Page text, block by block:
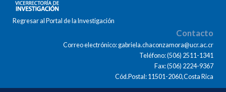
Regresar al Portal de la Investigación
Contacto
Correo electrónico: gabriela.chaconzamora@ucr.ac.cr
Teléfono: (506) 2511-1341
Fax: (506) 2224-9367
Cód.Postal: 11501-2060,Costa Rica